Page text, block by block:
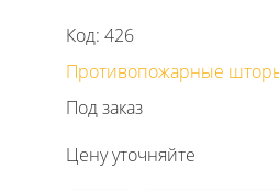
Код: 426
Противопожарные
Под заказ
Цену уточняйте